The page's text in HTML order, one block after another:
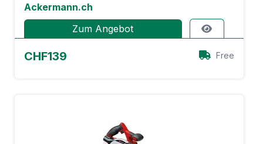
Ackermann.ch
Zum Angebot
CHF139 Free